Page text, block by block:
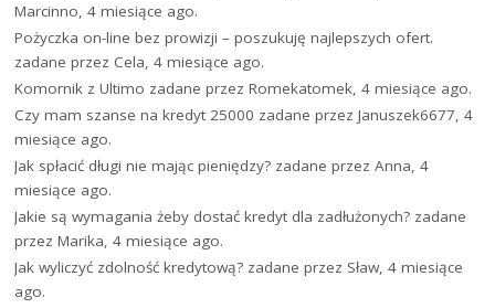
Marcinno, 4 miesiące ago.
Pożyczka on-line bez prowizji – poszukuję najlepszych ofert.
zadane przez Cela, 4 miesiące ago.
Komornik z Ultimo zadane przez Romekatomek, 4 miesiące ago.
Czy mam szanse na kredyt 25000 zadane przez Januszek6677, 4
miesiące ago.
Jak spłacić długi nie mając pieniędzy? zadane przez Anna, 4
miesiące ago.
Jakie są wymagania żeby dostać kredyt dla zadłużonych? zadane
przez Marika, 4 miesiące ago.
Jak wyliczyć zdolność kredytową? zadane przez Sław, 4 miesiące
ago.